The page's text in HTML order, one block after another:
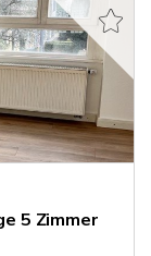
5 Zimmer